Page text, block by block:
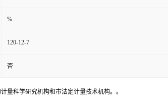
%
120-12-7
否
量科学研究机构和市法定计量技术机构。。